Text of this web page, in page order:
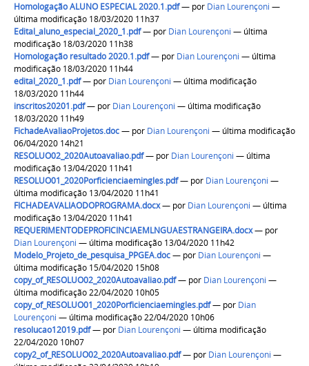
Homologação ALUNO ESPECIAL 2020.1.pdf— por Dian Lourençoni —
última modificação 18/03/2020 11h37
Edital_aluno_especial_2020_1.pdf— por Dian Lourençoni — última
modificação 18/03/2020 11h38
Homologação resultado 2020.1.pdf— por Dian Lourençoni — última
modificação 18/03/2020 11h44
edital_2020_1.pdf— por Dian Lourençoni — última modificação
18/03/2020 11h44
inscritos20201.pdf— por Dian Lourençoni — última modificação
18/03/2020 11h49
FichadeAvaliaoProjetos.doc— por Dian Lourençoni — última modificação
06/04/2020 14h21
RESOLUO02_2020Autoavaliao.pdf— por Dian Lourençoni — última
modificação 13/04/2020 11h41
RESOLUO01_2020Porficienciaemingles.pdf— por Dian Lourençoni —
última modificação 13/04/2020 11h41
FICHADEAVALIAODOPROGRAMA.docx— por Dian Lourençoni — última
modificação 13/04/2020 11h41
REQUERIMENTODEPROFICINCIAEMLNGUAESTRANGEIRA.docx— por
Dian Lourençoni — última modificação 13/04/2020 11h42
Modelo_Projeto_de_pesquisa_PPGEA.doc— por Dian Lourençoni —
última modificação 15/04/2020 15h08
copy_of_RESOLUO02_2020Autoavaliao.pdf— por Dian Lourençoni —
última modificação 22/04/2020 10h05
copy_of_RESOLUO01_2020Porficienciaemingles.pdf— por Dian
Lourençoni — última modificação 22/04/2020 10h06
resolucao12019.pdf— por Dian Lourençoni — última modificação
22/04/2020 10h07
copy2_of_RESOLUO02_2020Autoavaliao.pdf— por Dian Lourençoni —